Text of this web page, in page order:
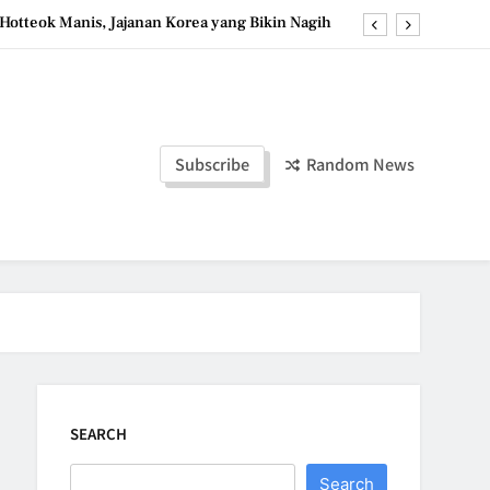
Hotteok Manis, Jajanan Korea yang Bikin Nagih
the Simple Ingredients That Make It Perfect
Tzatziki Yogurt Saus Segar Favorit Mediterania
Subscribe Random News
SEARCH
Search